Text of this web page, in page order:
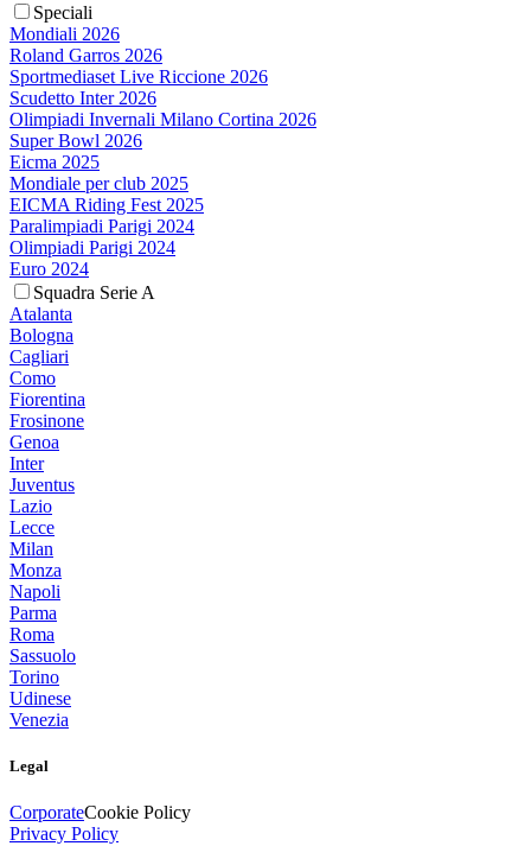
Speciali
Mondiali 2026
Roland Garros 2026
Sportmediaset Live Riccione 2026
Scudetto Inter 2026
Olimpiadi Invernali Milano Cortina 2026
Super Bowl 2026
Eicma 2025
Mondiale per club 2025
EICMA Riding Fest 2025
Paralimpiadi Parigi 2024
Olimpiadi Parigi 2024
Euro 2024
Squadra Serie A
Atalanta
Bologna
Cagliari
Como
Fiorentina
Frosinone
Genoa
Inter
Juventus
Lazio
Lecce
Milan
Monza
Napoli
Parma
Roma
Sassuolo
Torino
Udinese
Venezia
Legal
CorporateCookie Policy
Privacy Policy